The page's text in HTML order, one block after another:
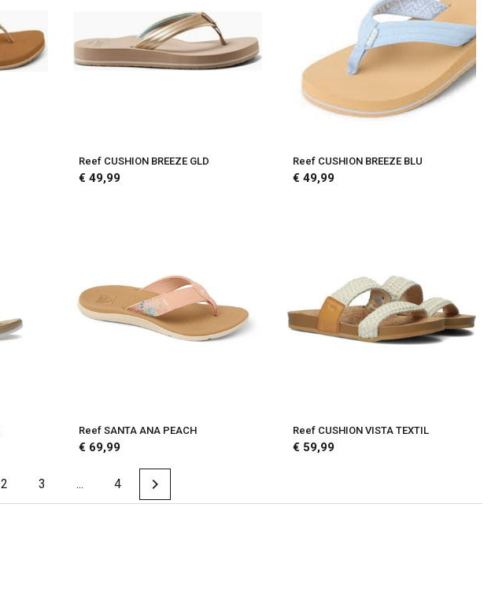
Reef CUSHION BREEZE GLD
€ 49,99
Reef CUSHION BREEZE BLU
€ 49,99
Reef SANTA ANA PEACH
€ 69,99
Reef CUSHION VISTA TEXTIL
€ 59,99
2 3 ... 4